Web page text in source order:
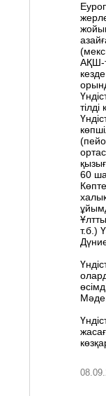
АҚШ-
60
т.б.)